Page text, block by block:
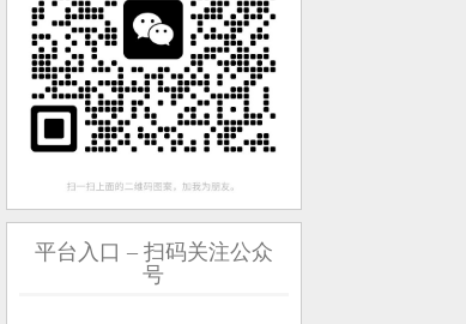
平台入口 – 扫码关注公众
号